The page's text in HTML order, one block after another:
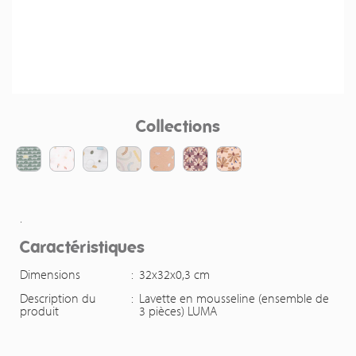
Collections
.
Caractéristiques
Dimensions : 32x32x0,3 cm
Description du
produit
: Lavette en mousseline (ensemble de
3 pièces) LUMA